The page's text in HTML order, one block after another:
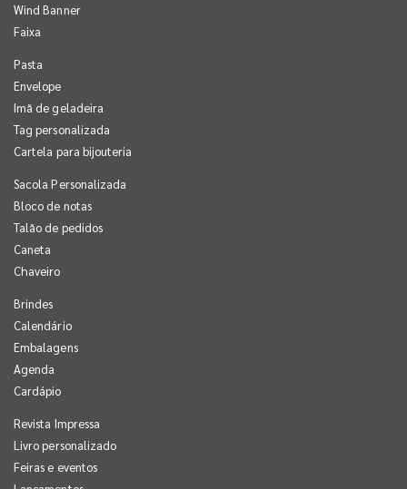
Wind Banner
Faixa
Pasta
Envelope
Imã de geladeira
Tag personalizada
Cartela para bijouteria
Sacola Personalizada
Bloco de notas
Talão de pedidos
Caneta
Chaveiro
Brindes
Calendário
Embalagens
Agenda
Cardápio
Revista Impressa
Livro personalizado
Feiras e eventos